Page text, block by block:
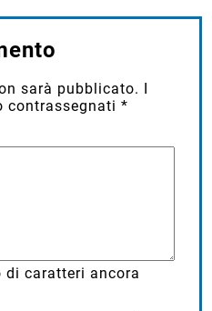
sarà pubblicato.
contrassegnati*
di caratteri ancora